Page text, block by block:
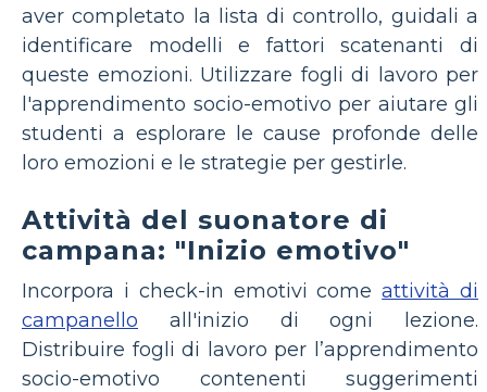
aver completato la lista di controllo, guidali a
identificare modelli e fattori scatenanti di
queste emozioni. Utilizzare fogli di lavoro per
l'apprendimento socio-emotivo per aiutare gli
studenti a esplorare le cause profonde delle
loro emozioni e le strategie per gestirle.
Attività del suonatore di
campana: "Inizio emotivo"
Incorpora i check-in emotivi comeattività di
campanello all'inizio di ogni lezione.
Distribuire fogli di lavoro per l’apprendimento
socio-emotivo contenenti suggerimenti